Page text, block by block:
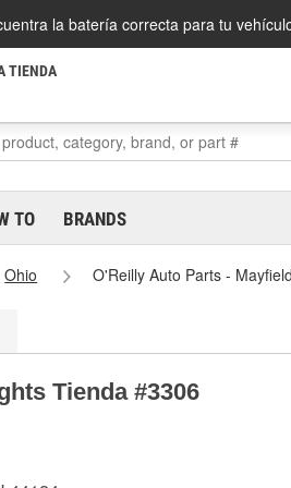
la batería correcta para tu
TIENDA
TO BRANDS
Ohio O'Reilly Auto Parts -
Tienda #3306